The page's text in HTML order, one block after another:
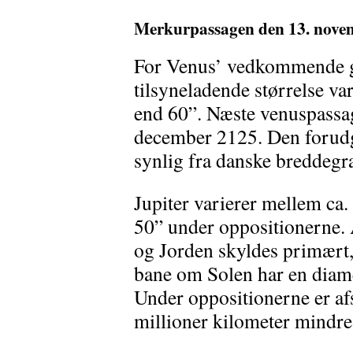
Merkurpassagen den 13.
For Venus’
tilsyneladende størrelse
end 60”. Næste
december 2125. Den
synlig fra danske
Jupiter varierer mellem
50” under
og Jorden skyldes
bane om Solen har en
Under oppositionerne er
millioner kilometer